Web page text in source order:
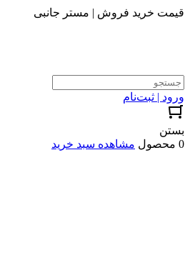
قیمت خرید فروش | مستر جانبی
ورود | ثبت‌نام
بستن
0 محصول
مشاهده سبد خرید